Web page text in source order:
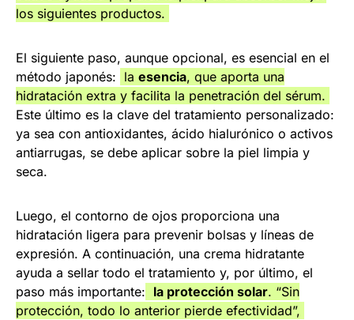
los siguientes productos.
El siguiente paso, aunque opcional, es esencial en el
método japonés: la esencia, que aporta una
hidratación extra y facilita la penetración del sérum.
Este último es la clave del tratamiento personalizado:
ya sea con antioxidantes, ácido hialurónico o activos
antiarrugas, se debe aplicar sobre la piel limpia y
seca.
Luego, el contorno de ojos proporciona una
hidratación ligera para prevenir bolsas y líneas de
expresión. A continuación, una crema hidratante
ayuda a sellar todo el tratamiento y, por último, el
paso más importante: la protección solar. “Sin
protección, todo lo anterior pierde efectividad”,